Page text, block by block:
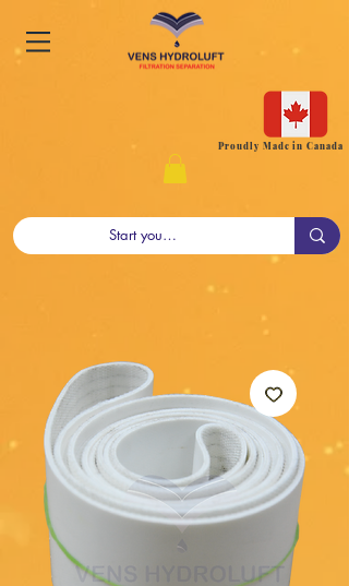
Proudly Made in Canada